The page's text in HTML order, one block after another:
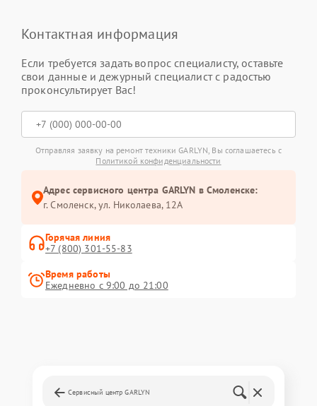
Контактная информация
Если требуется задать вопрос специалисту, оставьте
свои данные и дежурный специалист с радостью
проконсультирует Вас!
Отправляя заявку на ремонт техники GARLYN, Вы соглашаетесь с
Политикой конфиденциальности
Адрес сервисного центра GARLYN в Смоленске:
г. Смоленск, ул. Николаева, 12А
Горячая линия
+7 (800) 301-55-83
Время работы
Ежедневно с 9:00 до 21:00
Сервисный центр GARLYN